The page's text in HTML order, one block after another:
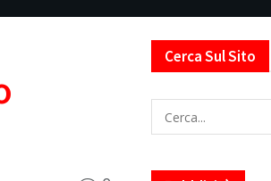
Cerca Sul Sito